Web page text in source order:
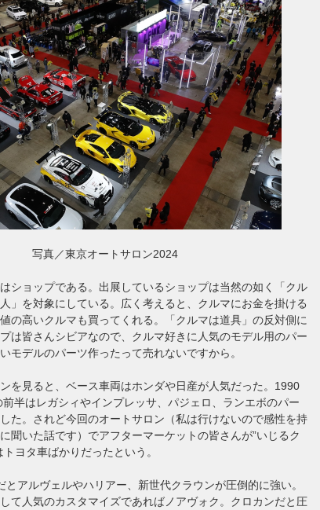
写真／東京オートサロン2024
ショップである。出展しているショップは当然の如く「クル
」を対象にしている。広く考えると、クルマにお金を掛ける
の高いクルマも買ってくれる。「クルマは道具」の反対側に
は皆さんシビアなので、クルマ好きに人気のモデル用のパー
モデルのパーツ作ったって売れないですから。
を見ると、ベース車両はホンダや日産が人気だった。1990
半はレガシィやインプレッサ、パジェロ、ランエボのパー
た。されど今回のオートサロン（私は行けないので感性を持
聞いた話です）でアフターマーケットの皆さんが”いじるク
ヨタ車ばかりだったという。
とアルヴェルやハリアー、新世代クラウンが圧倒的に強い。
て人気のカスタマイズであればノアヴォク。クロカンだと圧